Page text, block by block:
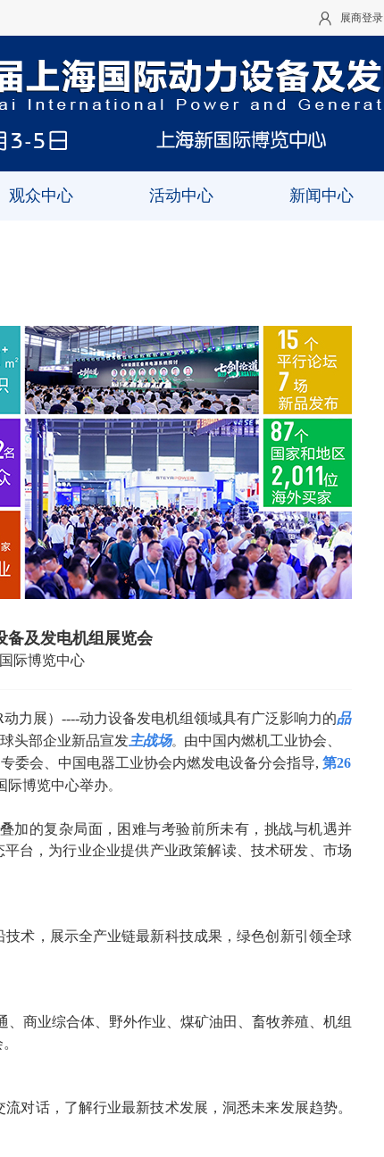
展商登录
观众中心 活动中心 新闻中心
备及发电机组展览会
际博览中心
力展）----动力设备发电机组领域具有广泛影响力的品
头部企业新品宣发主战场。 由中国内燃机工业协会、
委会、中国电器工业协会内燃发电设备分会指导, 第26
际博览中心举办。
加的复杂局面，困难与考验前所未有，挑战与机遇并
平台，为行业企业提供产业政策解读、技术研发、市场
术，展示全产业链最新科技成果，绿色创新引领全球
、商业综合体、野外作业、煤矿油田、畜牧养殖、机组
对话，了解行业最新技术发展，洞悉未来发展趋势。